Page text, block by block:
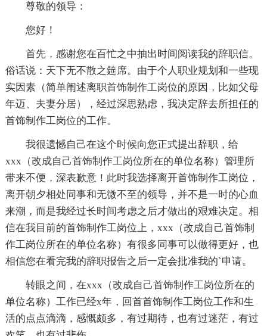
尊敬的领导：
您好！
首先，感谢您在百忙之中抽出时间阅读我的辞职信。
俗话说：天下无不散之筵席。由于个人职业规划和一些现
实因素（简单阐述离职首饰制作工岗位的原因，比如父母
年迈、夫妻分居），经过深思熟虑，我决定辞去所担任的
首饰制作工岗位的工作。
我很遗憾自己在这个时候向您正式提出辞职，给
xxx（改成自己首饰制作工岗位所在的单位名称）管理所
带来不便，深表歉意！此时我选择离开首饰制作工岗位，
离开朝夕相处同事和无微不至的领导，并不是一时的心血
来潮，而是我经过长时间考虑之后才做出的艰难决定。相
信在我目前的首饰制作工岗位上，xxx（改成自己首饰制
作工岗位所在的单位名称）有很多同事可以做得更好，也
相信您在看完我的辞职报告之后一定会批准我的`申请。
转眼之间，在xxx（改成自己首饰制作工岗位所在的
单位名称）工作已经x年，回首首饰制作工岗位工作和生
活的点点滴滴，感慨颇多，有过期待，也有过迷茫，有过